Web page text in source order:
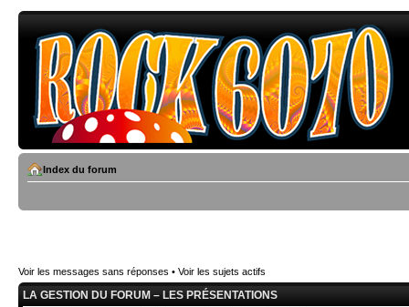
Index du forum
Voir les messages sans réponses • Voir les sujets actifs
LA GESTION DU FORUM – LES PRÉSENTATIONS